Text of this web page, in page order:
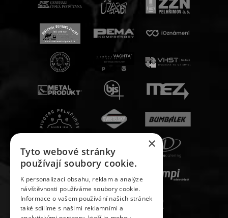
×
Tyto webové stránky
používají soubory cookie.
K personalizaci obsahu, reklam a analýze
návštěvnosti používáme soubory cookie.
Informace o vašem používání našich stránek
také sdílíme s našimi reklamními a